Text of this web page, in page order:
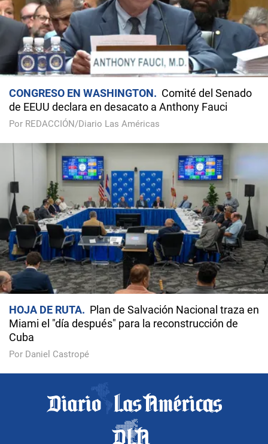
CONGRESO EN WASHINGTON
Comité del Senado
de EEUU declara en desacato a Anthony Fauci
Por REDACCIÓN/Diario Las Américas
HOJA DE RUTA
Plan de Salvación Nacional traza en
Miami el "día después" para la reconstrucción de
Cuba
Por Daniel Castropé